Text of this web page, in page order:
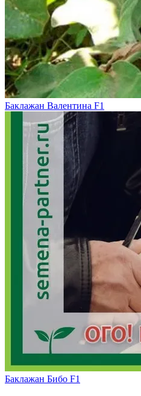
Баклажан Валентина F1
Баклажан Бибо F1